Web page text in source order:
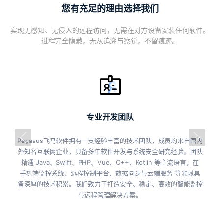
您有充足的理由选择我们
实现无感知、无侵入的远程访问，无需在对方设备安装任何软件。
进程完全隐藏，无从追溯与察觉，不留痕迹。
专业开发团队
Pegasus飞马软件拥有一支经验丰富的技术团队，成员均来自国内
外知名互联网企业，具备多年软件开发与系统安全研究经验。团队
精通 Java、Swift、PHP、Vue、C++、Kotlin 等主流语言，在
手机端监控系统、远程控制平台、数据同步与云端服务 等领域具
备深厚的技术积累。我们致力于打造安全、稳定、高效的智能监控
与远程管理解决方案。